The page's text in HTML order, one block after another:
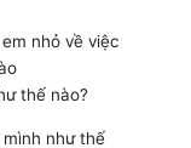
nhỏ về việc
thế nào?
như thế